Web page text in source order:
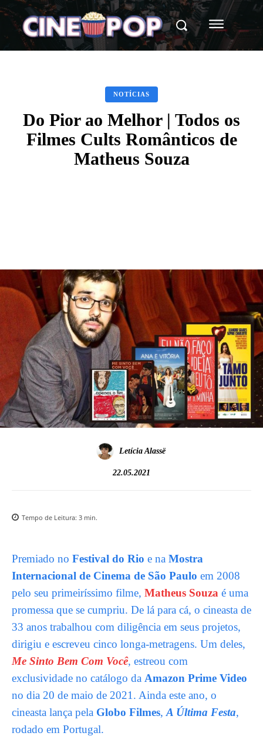
NOTÍCIAS
Do Pior ao Melhor | Todos os
Filmes Cults Românticos de
Matheus Souza
Letícia Alassë
22.05.2021
Tempo de Leitura: 3 min.
Premiado no Festival do Rio e na Mostra
Internacional de Cinema de São Paulo em 2008
pelo seu primeiríssimo filme, Matheus Souza é uma
promessa que se cumpriu. De lá para cá, o cineasta de
33 anos trabalhou com diligência em seus projetos,
dirigiu e escreveu cinco longa-metragens. Um deles,
Me Sinto Bem Com Você, estreou com
exclusividade no catálogo da Amazon Prime Video
no dia 20 de maio de 2021. Ainda este ano, o
cineasta lança pela Globo Filmes, A Última Festa,
rodado em Portugal.